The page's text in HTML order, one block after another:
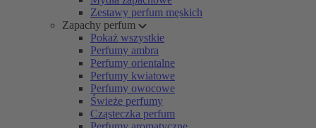
Zestawy perfum męskich
Zapachy perfum
Pokaż wszystkie
Perfumy ambra
Perfumy orientalne
Perfumy kwiatowe
Perfumy owocowe
Świeże perfumy
Cząsteczka perfum